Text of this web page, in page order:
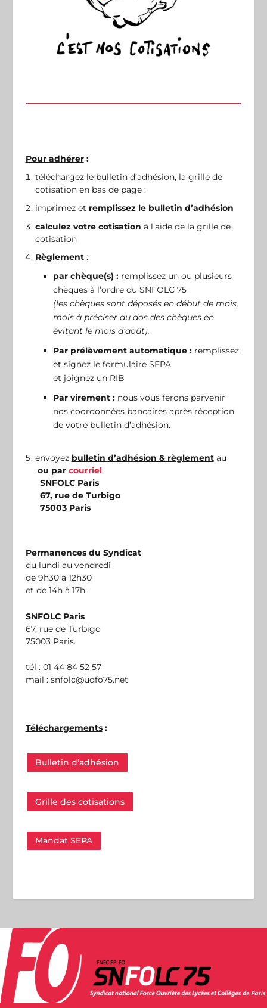
Pour adhérer:
téléchargez le bulletin d’adhésion, la grille de
cotisation en bas de page :
imprimez et remplissez le bulletin d’adhésion
calculez votre cotisation à l’aide de la grille de
cotisation
Règlement:
par chèque(s) : remplissez un ou plusieurs
chèques à l’ordre du SNFOLC 75
(les chèques sont déposés en début de mois,
mois à préciser au dos des chèques en
évitant le mois d’août).
Par prélèvement automatique : remplissez
et signez le formulaire SEPA
et joignez un RIB
Par virement : nous vous ferons parvenir
nos coordonnées bancaires après réception
de votre bulletin d’adhésion.
envoyez bulletin d’adhésion & règlementau
ou par courriel
SNFOLC Paris
67, rue de Turbigo
75003 Paris
Permanences du Syndicat
du lundi au vendredi
de 9h30 à 12h30
et de 14h à 17h.
SNFOLC Paris
67, rue de Turbigo
75003 Paris.
tél : 01 44 84 52 57
mail : snfolc@udfo75.net
Téléchargements:
Bulletin d'adhésion
Grille des cotisations
Mandat SEPA